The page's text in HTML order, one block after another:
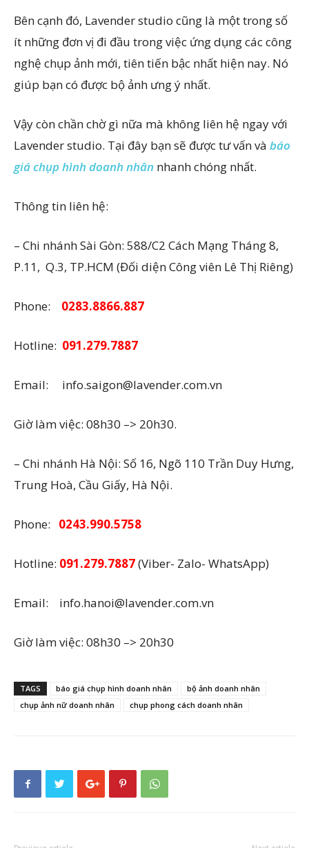
Bên cạnh đó, Lavender studio cũng là một trong số
ít những đơn vị đi đầu trong việc ứng dụng các công
nghệ chụp ảnh mới, tiên tiến bậc nhất hiện nay. Nó
giúp bạn có được bộ ảnh ưng ý nhất.
Vậy còn chần chờ gì nữa mà không liên hệ ngay với
Lavender studio. Tại đây bạn sẽ được tư vấn và báo
giá chụp hình doanh nhân nhanh chóng nhất.
Thông tin liên hệ:
– Chi nhánh Sài Gòn: 588/C2 Cách Mạng Tháng 8,
P.11, Q.3, TP.HCM (Đối diện Công viên Lê Thị Riêng)
Phone: 0283.8866.887
Hotline: 091.279.7887
Email: info.saigon@lavender.com.vn
Giờ làm việc: 08h30 –> 20h30.
– Chi nhánh Hà Nội: Số 16, Ngõ 110 Trần Duy Hưng,
Trung Hoà, Cầu Giấy, Hà Nội.
Phone: 0243.990.5758
Hotline: 091.279.7887(Viber- Zalo- WhatsApp)
Email: info.hanoi@lavender.com.vn
Giờ làm việc: 08h30 –> 20h30
TAGS báo giá chụp hình doanh nhân
bộ ảnh doanh nhân
chụp ảnh nữ doanh nhân
chụp phong cách doanh nhân